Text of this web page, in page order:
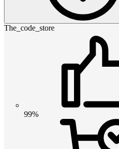
The_code_store
99%